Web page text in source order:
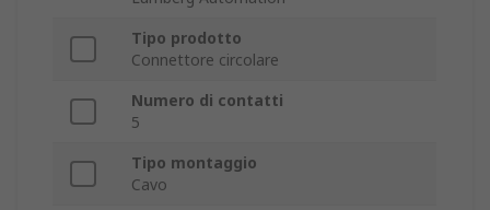
Tipo prodotto
Connettore circolare
Numero di contatti
5
Tipo montaggio
Cavo